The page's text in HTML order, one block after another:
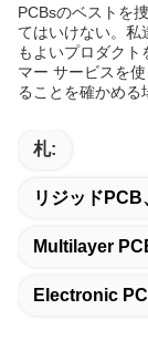
PCBsのベストを
てはいけない。私
もよいプロダクト
マー サービスを
ることを確かめる
札:
リジッド
Multilayer
Electronic